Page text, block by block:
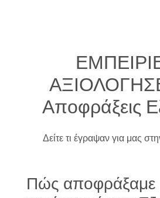
Αποφράξεις
Δείτε τι έγραψαν για μας
Πώς αποφράξαμε